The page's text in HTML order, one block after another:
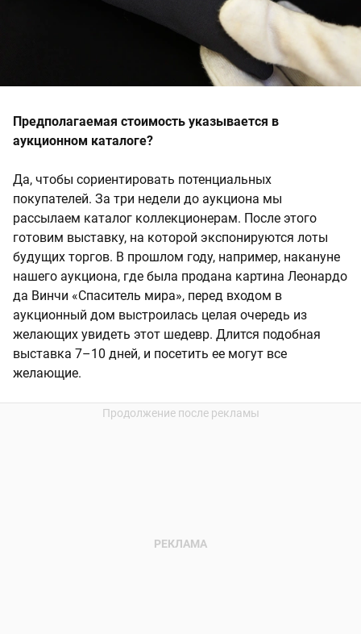
Предполагаемая стоимость указывается в
аукционном каталоге?
Да, чтобы сориентировать потенциальных
покупателей. За три недели до аукциона мы
рассылаем каталог коллекционерам. После этого
готовим выставку, на которой экспонируются лоты
будущих торгов. В прошлом году, например, накануне
нашего аукциона, где была продана картина Леонардо
да Винчи «Спаситель мира», перед входом в
аукционный дом выстроилась целая очередь из
желающих увидеть этот шедевр. Длится подобная
выставка 7–10 дней, и посетить ее могут все
желающие.